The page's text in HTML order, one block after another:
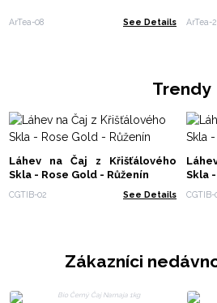
ArTea-08 See Details ArTea-
Trendy
Láhev na Čaj z Křišťálového
Skla - Rose Gold - Růženín
CGTIB-02 See Details
Skla
CGTIB-
Zákazníci